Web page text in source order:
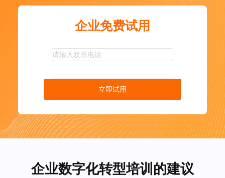
企业免费试用
立即试用
企业数字化转型培训的建议